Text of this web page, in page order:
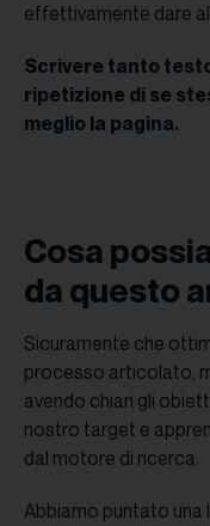
effettivamente dare
Scrivere tanto
ripetizione di se
meglio la pagina.
Cosa
da questo
Sicuramente che
processo articolato,
avendo chiari gli
nostro target e
dal motore di ricerca.
Abbiamo puntato una